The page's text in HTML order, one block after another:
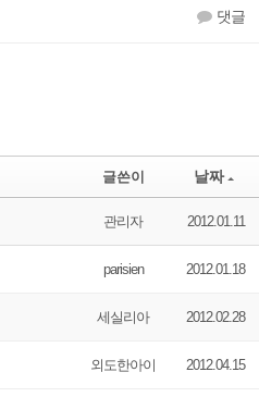
댓글
글쓴이 날짜
관리자 2012.01.11
parisien 2012.01.18
세실리아 2012.02.28
외도한아이 2012.04.15